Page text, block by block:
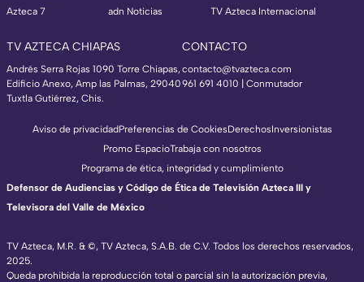
Azteca 7
adn Noticias
TV Azteca Internacional
TV AZTECA CHIAPAS
Andrés Serra Rojas 1090 Torre Chiapas,
Edificio Anexo, Amp las Palmas, 29040
Tuxtla Gutiérrez, Chis.
CONTACTO
contacto@tvazteca.com
961 691 4010 | Conmutador
TV Azteca, M.R. & ©, TV Azteca, S.A.B. de C.V. Todos los derechos reservados,
2025.
Queda prohibida la reproducción total o parcial sin la autorización previa,
Aviso de privacidadPreferencias de CookiesDerechosInversionistas
Promo EspacioTrabaja con nosotros
Programa de ética, integridad y cumplimiento
Defensor de Audiencias y Código de Ética de Televisión Azteca III y
Televisora del Valle de México